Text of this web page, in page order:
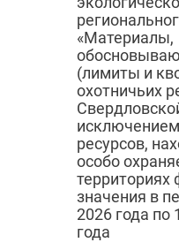
«Материалы,
(лимиты и
охотничьих
ресурсов,
особо
территориях
значения в
2026 года по
года